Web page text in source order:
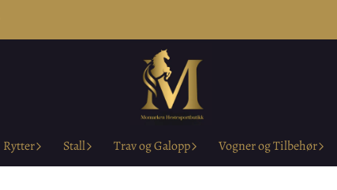
Rytter Stall Trav og Galopp Vogner og Tilbehør